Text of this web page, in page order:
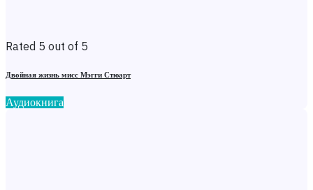
Rated 5 out of 5
Двойная жизнь мисс Мэгги Стюарт
Аудиокнига